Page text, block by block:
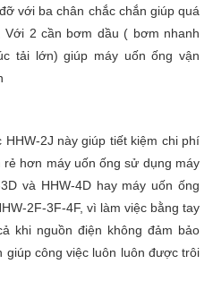
với ba chân chắc chắn giúp quá
2 cần bơm dầu ( bơm nhanh
tải lớn) giúp máy uốn ống vận
2J này giúp tiết kiệm chi phí
hơn máy uốn ống sử dụng máy
và HHW-4D hay máy uốn ống
2F-3F-4F, vì làm việc bằng tay
khi nguồn điện không đảm bảo
giúp công việc luôn luôn được trôi